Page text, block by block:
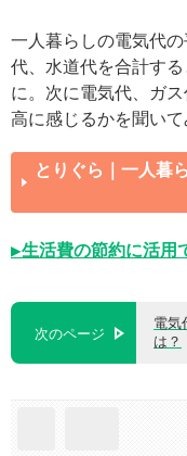
一人暮らしの電気代
代、水道代を合計す
に。次に電気代、ガ
高に感じるかを聞いて
とりぐら｜一人暮
▶生活費の節約に活用
次のページ
電気
は？